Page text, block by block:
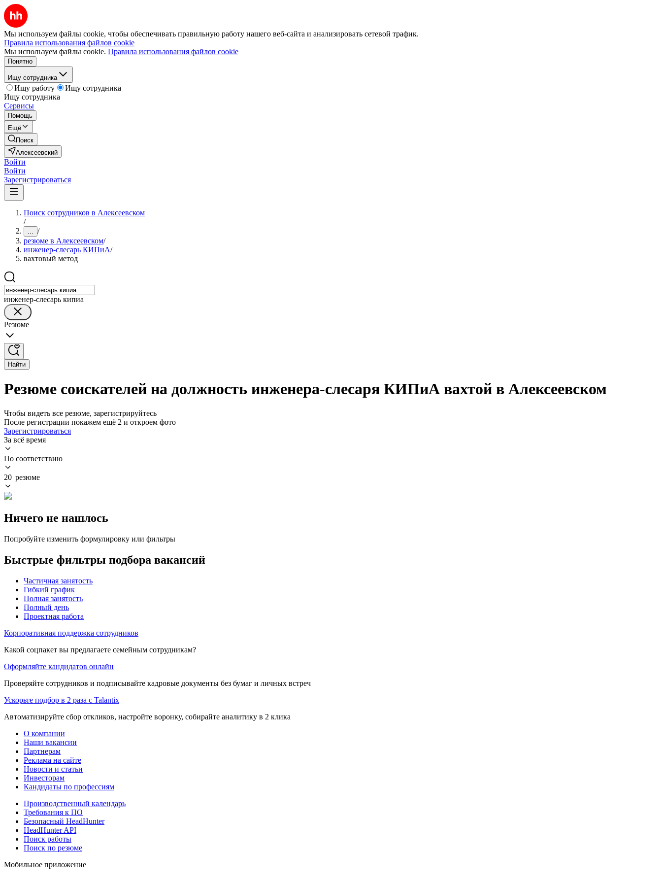
Мы используем файлы cookie, чтобы обеспечивать правильную работу нашего веб-сайта и анализировать сетевой трафик.
Правила использования файлов cookie
Мы используем файлы cookie. Правила использования файлов cookie
Понятно
Ищу сотрудника
Ищу работу
Ищу сотрудника
Ищу сотрудника
Сервисы
Помощь
Ещё
Поиск
Алексеевский
Войти
Войти
Зарегистрироваться
Поиск сотрудников в Алексеевском
/
... /
резюме в Алексеевском/
инженер-слесарь КИПиА/
вахтовый метод
инженер-слесарь кипиа
Резюме
Найти
Резюме соискателей на должность инженера-слесаря КИПиА вахтой в Алексеевском
Чтобы видеть все резюме, зарегистрируйтесь
После регистрации покажем ещё 2 и откроем фото
Зарегистрироваться
За всё время
По соответствию
20 резюме
Ничего не нашлось
Попробуйте изменить формулировку или фильтры
Быстрые фильтры подбора вакансий
Частичная занятость
Гибкий график
Полная занятость
Полный день
Проектная работа
Корпоративная поддержка сотрудников
Какой соцпакет вы предлагаете семейным сотрудникам?
Оформляйте кандидатов онлайн
Проверяйте сотрудников и подписывайте кадровые документы без бумаг и личных встреч
Ускорьте подбор в 2 раза с Talantix
Автоматизируйте сбор откликов, настройте воронку, собирайте аналитику в 2 клика
О компании
Наши вакансии
Партнерам
Реклама на сайте
Новости и статьи
Инвесторам
Кандидаты по профессиям
Производственный календарь
Требования к ПО
Безопасный HeadHunter
HeadHunter API
Поиск работы
Поиск по резюме
Мобильное приложение